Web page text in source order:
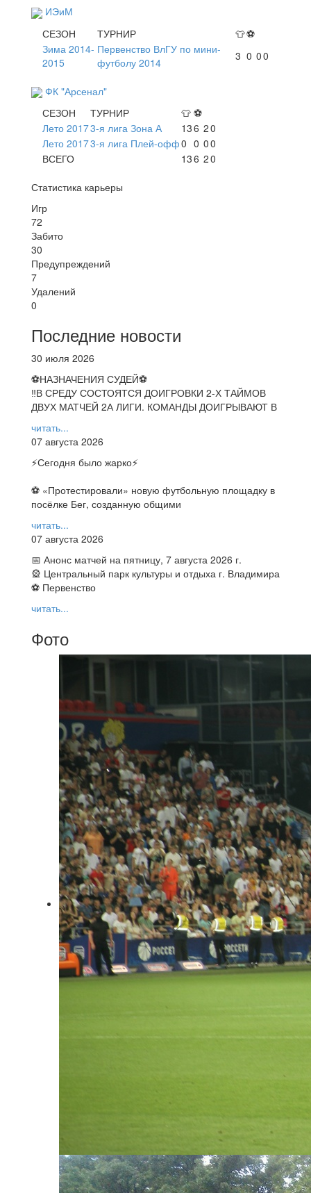
ИЭиМ
СЕЗОН
ТУРНИР 👕⚽
Зима 2014-
2015
Первенство ВлГУ по мини-
футболу 2014
3 0 00
ФК "Арсенал"
СЕЗОН
ТУРНИР 👕 ⚽
Лето 20173-я лига Зона А 136 20
Лето 20173-я лига Плей-офф0 0 00
ВСЕГО
136 20
Статистика карьеры
Игр
72
Забито
30
Предупреждений
7
Удалений
0
Последние новости
30 июля 2026
⚽НАЗНАЧЕНИЯ СУДЕЙ⚽
‼В СРЕДУ СОСТОЯТСЯ ДОИГРОВКИ 2-Х ТАЙМОВ
ДВУХ МАТЧЕЙ 2А ЛИГИ. КОМАНДЫ ДОИГРЫВАЮТ В
читать...
07 августа 2026
⚡️Сегодня было жарко⚡️
⚽ ️«Протестировали» новую футбольную площадку в
посёлке Бег, созданную общими
читать...
07 августа 2026
📅 Анонс матчей на пятницу, 7 августа 2026 г.
🎡 Центральный парк культуры и отдыха г. Владимира
⚽ Первенство
читать...
Фото